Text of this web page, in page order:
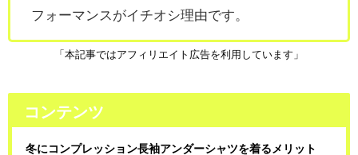
フォーマンスがイチオシ理由です。
「本記事ではアフィリエイト広告を利用しています」
コンテンツ
冬にコンプレッション長袖アンダーシャツを着るメリット